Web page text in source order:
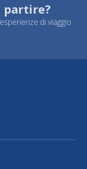
partire?
di viaggio